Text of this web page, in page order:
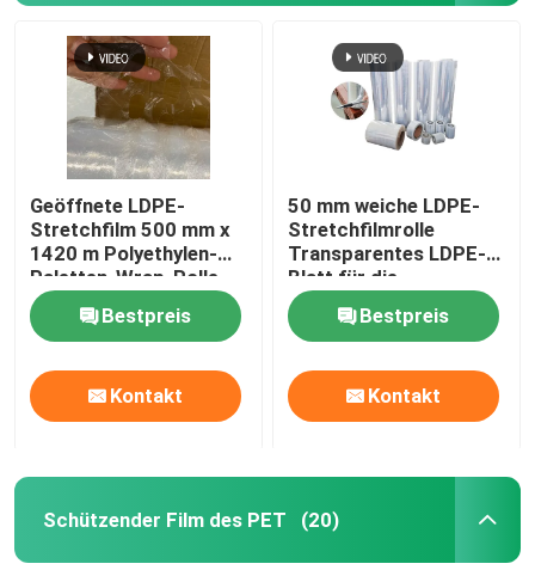
Geöffnete LDPE-
Stretchfilm 500 mm x
1420 m Polyethylen-
Paletten-Wrap-Rolle
Bestpreis
Kontakt
50 mm weiche LDPE-
Stretchfilmrolle
Transparentes LDPE-
Blatt für die
Maschinenwicklung
Bestpreis
Kontakt
Schützender Film des PET (20)